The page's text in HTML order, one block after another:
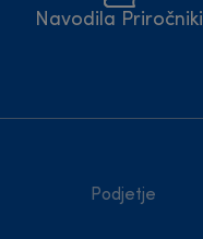
Navodila Priročniki
Podjetje